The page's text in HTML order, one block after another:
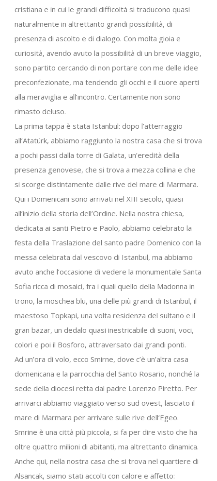
cristiana e in cui le grandi difficoltà si traducono quasi
naturalmente in altrettanto grandi possibilità, di
presenza di ascolto e di dialogo. Con molta gioia e
curiosità, avendo avuto la possibilità di un breve viaggio,
sono partito cercando di non portare con me delle idee
preconfezionate, ma tendendo gli occhi e il cuore aperti
alla meraviglia e all’incontro. Certamente non sono
rimasto deluso.
La prima tappa è stata Istanbul: dopo l’atterraggio
all’Atatürk, abbiamo raggiunto la nostra casa che si trova
a pochi passi dalla torre di Galata, un’eredità della
presenza genovese, che si trova a mezza collina e che
si scorge distintamente dalle rive del mare di Marmara.
Qui i Domenicani sono arrivati nel XIII secolo, quasi
all’inizio della storia dell’Ordine. Nella nostra chiesa,
dedicata ai santi Pietro e Paolo, abbiamo celebrato la
festa della Traslazione del santo padre Domenico con la
messa celebrata dal vescovo di Istanbul, ma abbiamo
avuto anche l’occasione di vedere la monumentale Santa
Sofia ricca di mosaici, fra i quali quello della Madonna in
trono, la moschea blu, una delle più grandi di Istanbul, il
maestoso Topkapi, una volta residenza del sultano e il
gran bazar, un dedalo quasi inestricabile di suoni, voci,
colori e poi il Bosforo, attraversato dai grandi ponti.
Ad un’ora di volo, ecco Smirne, dove c’è un’altra casa
domenicana e la parrocchia del Santo Rosario, nonché la
sede della diocesi retta dal padre Lorenzo Piretto. Per
arrivarci abbiamo viaggiato verso sud ovest, lasciato il
mare di Marmara per arrivare sulle rive dell’Egeo.
Smrine è una città più piccola, si fa per dire visto che ha
oltre quattro milioni di abitanti, ma altrettanto dinamica.
Anche qui, nella nostra casa che si trova nel quartiere di
Alsancak, siamo stati accolti con calore e affetto: